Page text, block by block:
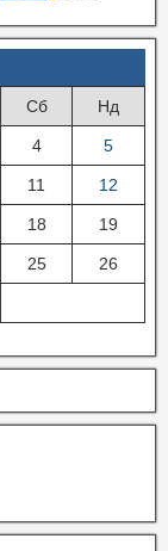
Сб Нд
4 5
11 12
18 19
25 26